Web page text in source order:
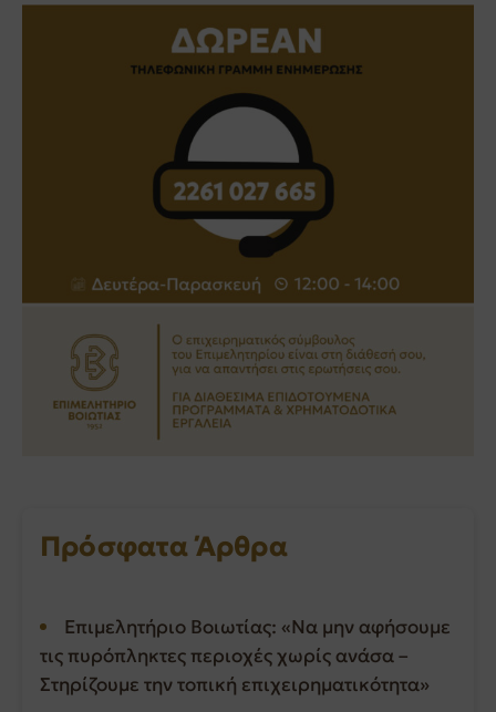
Πρόσφατα Άρθρα
Επιμελητήριο Βοιωτίας: «Να μην αφήσουμε
τις πυρόπληκτες περιοχές χωρίς ανάσα –
Στηρίζουμε την τοπική επιχειρηματικότητα»